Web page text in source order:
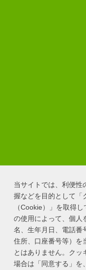
当サイトでは、利便性
握などを目的として「
（Cookie）」を取得
の使用によって、個人
名、生年月日、電話番
住所、口座番号等）を
とはありません。クッ
場合は「同意する」を